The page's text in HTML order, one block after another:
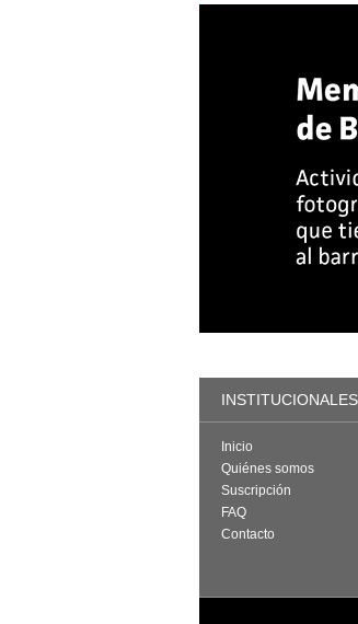
INSTITUCIONALES
Inicio
Quiénes somos
Suscripción
FAQ
Contacto